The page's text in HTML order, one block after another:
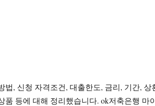
법, 신청 자격조건, 대출한도, 금리, 기간, 상
품 등에 대해 정리했습니다. ok저축은행 마